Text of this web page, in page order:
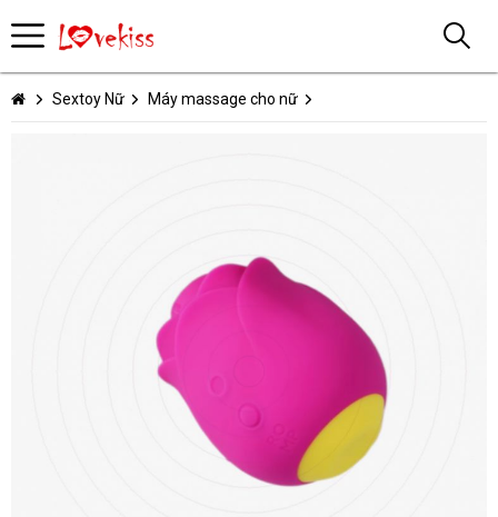
Sextoy Nữ Máy massage cho nữ